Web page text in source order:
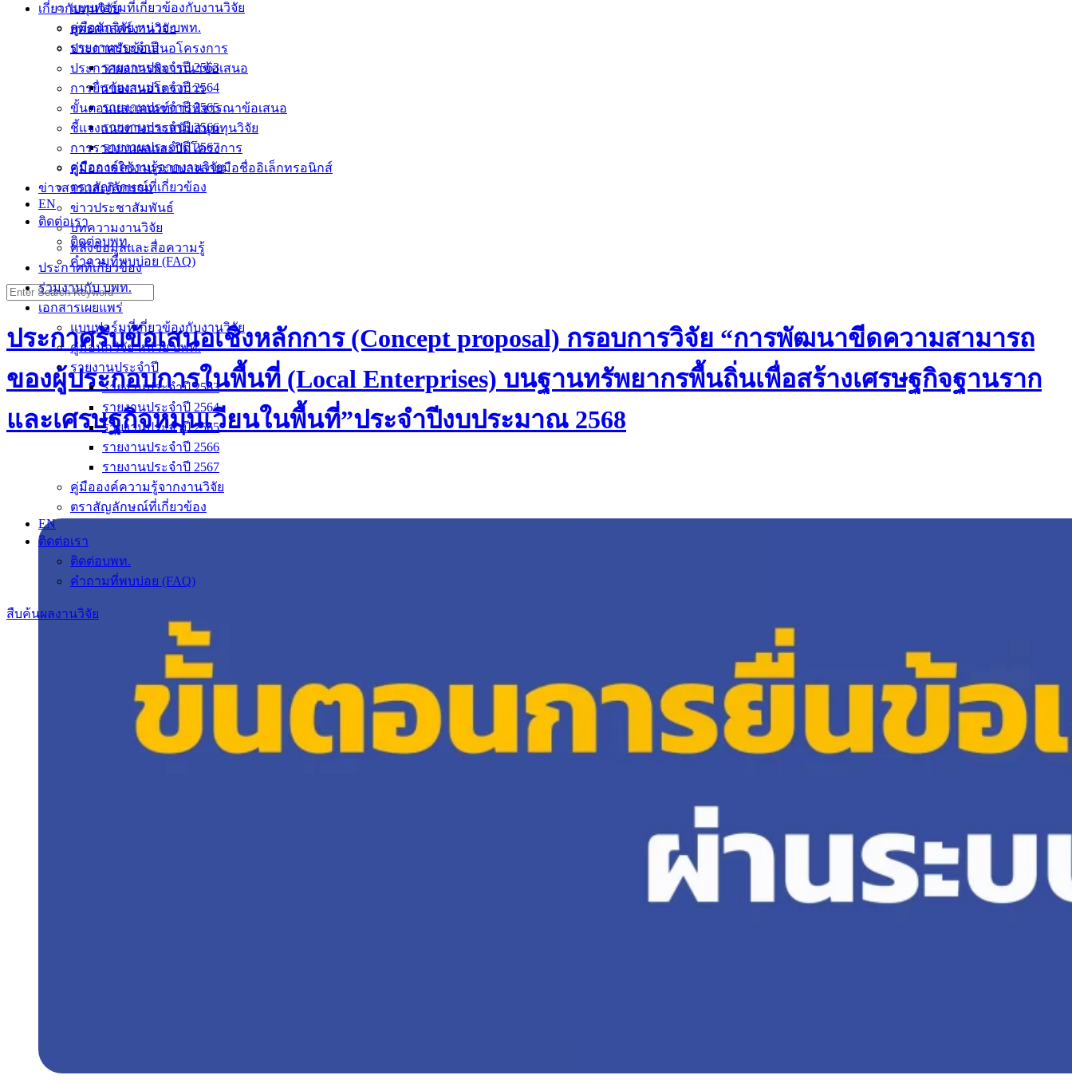
เกี่ยวกับทุนวิจัย
ยุทธศาสตร์งานวิจัย
ประกาศรับข้อเสนอโครงการ
ประกาศผลการพิจารณาข้อเสนอ
การยื่นข้อเสนอโครงการ
ขั้นตอนและเกณฑ์การพิจารณาข้อเสนอ
ชี้แจงแนวทางการสนับสนุนทุนวิจัย
การรายงานผลและปิดโครงการ
คู่มือการใช้งานระบบลงลายมือชื่ออิเล็กทรอนิกส์
ข่าวสารและกิจกรรม
ข่าวประชาสัมพันธ์
บทความงานวิจัย
คลังข้อมูลและสื่อความรู้
ประกาศที่เกี่ยวข้อง
ร่วมงานกับ บพท.
เอกสารเผยแพร่
แบบฟอร์มที่เกี่ยวข้องกับงานวิจัย
คู่มือนักวิจัย หน่วย บพท.
รายงานประจำปี
รายงานประจำปี 2563
รายงานประจำปี 2564
รายงานประจำปี 2565
รายงานประจำปี 2566
รายงานประจำปี 2567
คู่มือองค์ความรู้จากงานวิจัย
ตราสัญลักษณ์ที่เกี่ยวข้อง
EN
ติดต่อเรา
ติดต่อบพท.
คำถามที่พบบ่อย (FAQ)
สืบค้นผลงานวิจัย
แบบฟอร์มที่เกี่ยวข้องกับงานวิจัย
คู่มือนักวิจัย หน่วย บพท.
รายงานประจำปี
รายงานประจำปี 2563
รายงานประจำปี 2564
รายงานประจำปี 2565
รายงานประจำปี 2566
รายงานประจำปี 2567
คู่มือองค์ความรู้จากงานวิจัย
ตราสัญลักษณ์ที่เกี่ยวข้อง
EN
ติดต่อเรา
ติดต่อบพท.
คำถามที่พบบ่อย (FAQ)
Search
for:
ประกาศรับข้อเสนอเชิงหลักการ (Concept proposal) กรอบการวิจัย “การพัฒนาขีดความสามารถ
ของผู้ประกอบการในพื้นที่ (Local Enterprises) บนฐานทรัพยากรพื้นถิ่นเพื่อสร้างเศรษฐกิจฐานราก
และเศรษฐกิจหมุนเวียนในพื้นที่”ประจำปีงบประมาณ 2568